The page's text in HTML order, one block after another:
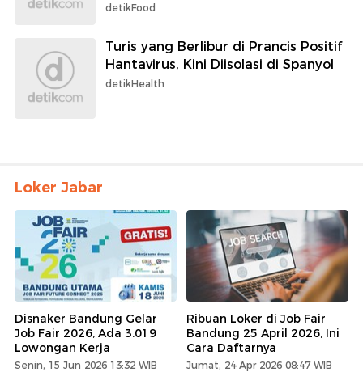
detikFood
Turis yang Berlibur di Prancis Positif
Hantavirus, Kini Diisolasi di Spanyol
detikHealth
Loker Jabar
Disnaker Bandung Gelar
Job Fair 2026, Ada 3.019
Lowongan Kerja
Senin, 15 Jun 2026 13:32 WIB
Ribuan Loker di Job Fair
Bandung 25 April 2026, Ini
Cara Daftarnya
Jumat, 24 Apr 2026 08:47 WIB